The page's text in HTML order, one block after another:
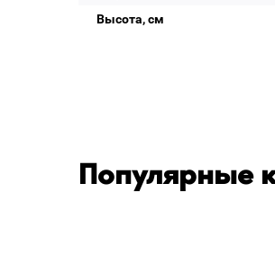
Высота, см
Популярные